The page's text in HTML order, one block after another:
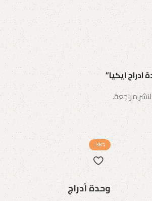
ايكيا”
مراجعة.
-38%
وحدة أدراج